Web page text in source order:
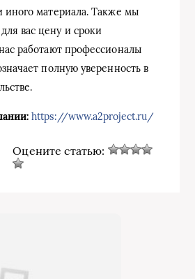
иного материала. Также мы
вас цену и сроки
работают профессионалы
полную уверенность в
https://www.a2project.ru/
Оцените статью: